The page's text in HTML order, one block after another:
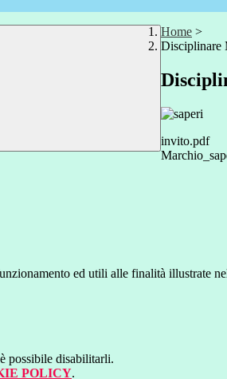
Home >
Disciplinare
invito.pdf
ed utili alle finalità illustrate
possibile disabilitarli.
POLICY.